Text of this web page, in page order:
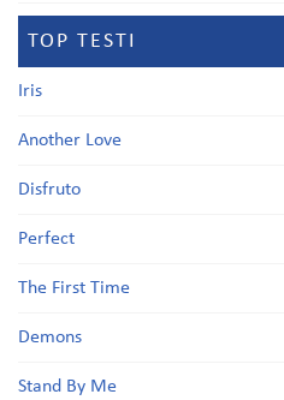
TOP TESTI
Iris
Another Love
Disfruto
Perfect
The First Time
Demons
Stand By Me